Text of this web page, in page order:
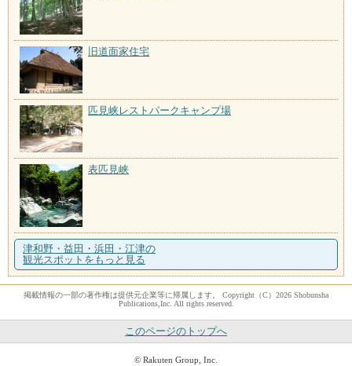
旧道面家住宅
匹見峡レストパークキャンプ場
表匹見峡
津和野・益田・浜田・江津の
観光スポットをもっと見る
掲載情報の一部の著作権は提供元企業等に帰属します。 Copyright（C）2026 Shobunsha
Publications,Inc. All rights reserved.
このページのトップへ
© Rakuten Group, Inc.